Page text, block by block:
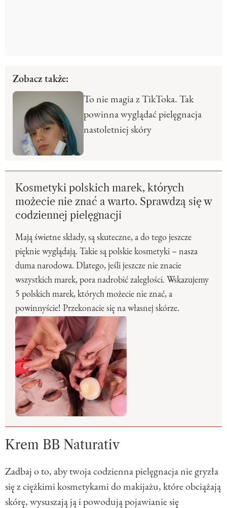
Zobacz także:
To nie magia z TikToka. Tak
powinna wyglądać pielęgnacja
nastoletniej skóry
Kosmetyki polskich marek, których
możecie nie znać a warto. Sprawdzą się w
codziennej pielęgnacji
Mają świetne składy, są skuteczne, a do tego jeszcze
pięknie wyglądają. Takie są polskie kosmetyki – nasza
duma narodowa. Dlatego, jeśli jeszcze nie znacie
wszystkich marek, pora nadrobić zaległości. Wskazujemy
5 polskich marek, których możecie nie znać, a
powinnyście! Przekonacie się na własnej skórze.
Krem BB Naturativ
Zadbaj o to, aby twoja codzienna pielęgnacja nie gryzła
się z ciężkimi kosmetykami do makijażu, które obciążają
skórę, wysuszają ją i powodują pojawianie się